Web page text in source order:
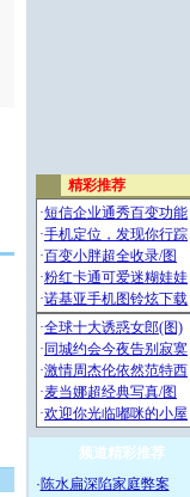
频道精彩推荐
·陈水扁深陷家庭弊案